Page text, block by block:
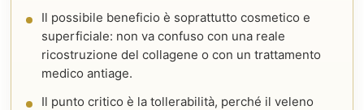
Il possibile beneficio è soprattutto cosmetico e
superficiale: non va confuso con una reale
ricostruzione del collagene o con un trattamento
medico antiage.
Il punto critico è la tollerabilità, perché il veleno